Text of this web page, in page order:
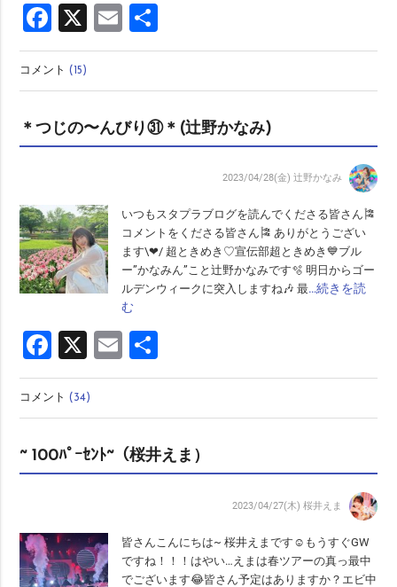
Facebook
X Email
有
コメント(15)
＊つじの〜んびり㉛＊(辻野かなみ)
2023/04/28(金) 辻野かなみ
いつもスタプラブログを読んでくださる皆さん🎏
コメントをくださる皆さん🎏 ありがとうござい
ます\❤︎/ 超ときめき♡宣伝部超ときめき💙ブル
ー”かなみん”こと辻野かなみです🫧 明日からゴー
ルデンウィークに突入しますね🎶 最…続きを読
む
Facebook
X Email
有
コメント(34)
~ 100ﾊﾟｰｾﾝﾄ~（桜井えま）
2023/04/27(木) 桜井えま
皆さんこんにちは~ 桜井えまです☺︎︎︎︎もうすぐGW
ですね！！！はやい…えまは春ツアーの真っ最中
でございます😂皆さん予定はありますか？エビ中